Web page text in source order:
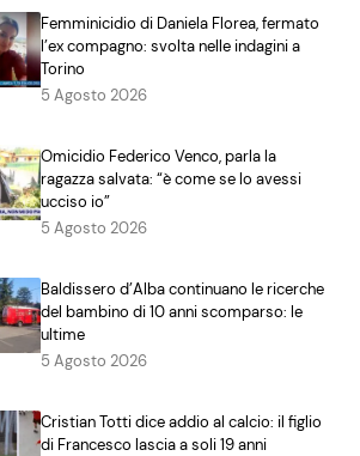
Femminicidio di Daniela Florea, fermato
l’ex compagno: svolta nelle indagini a
Torino
5 Agosto 2026
Omicidio Federico Venco, parla la
ragazza salvata: “è come se lo avessi
ucciso io”
5 Agosto 2026
Baldissero d’Alba continuano le ricerche
del bambino di 10 anni scomparso: le
ultime
5 Agosto 2026
Cristian Totti dice addio al calcio: il figlio
di Francesco lascia a soli 19 anni